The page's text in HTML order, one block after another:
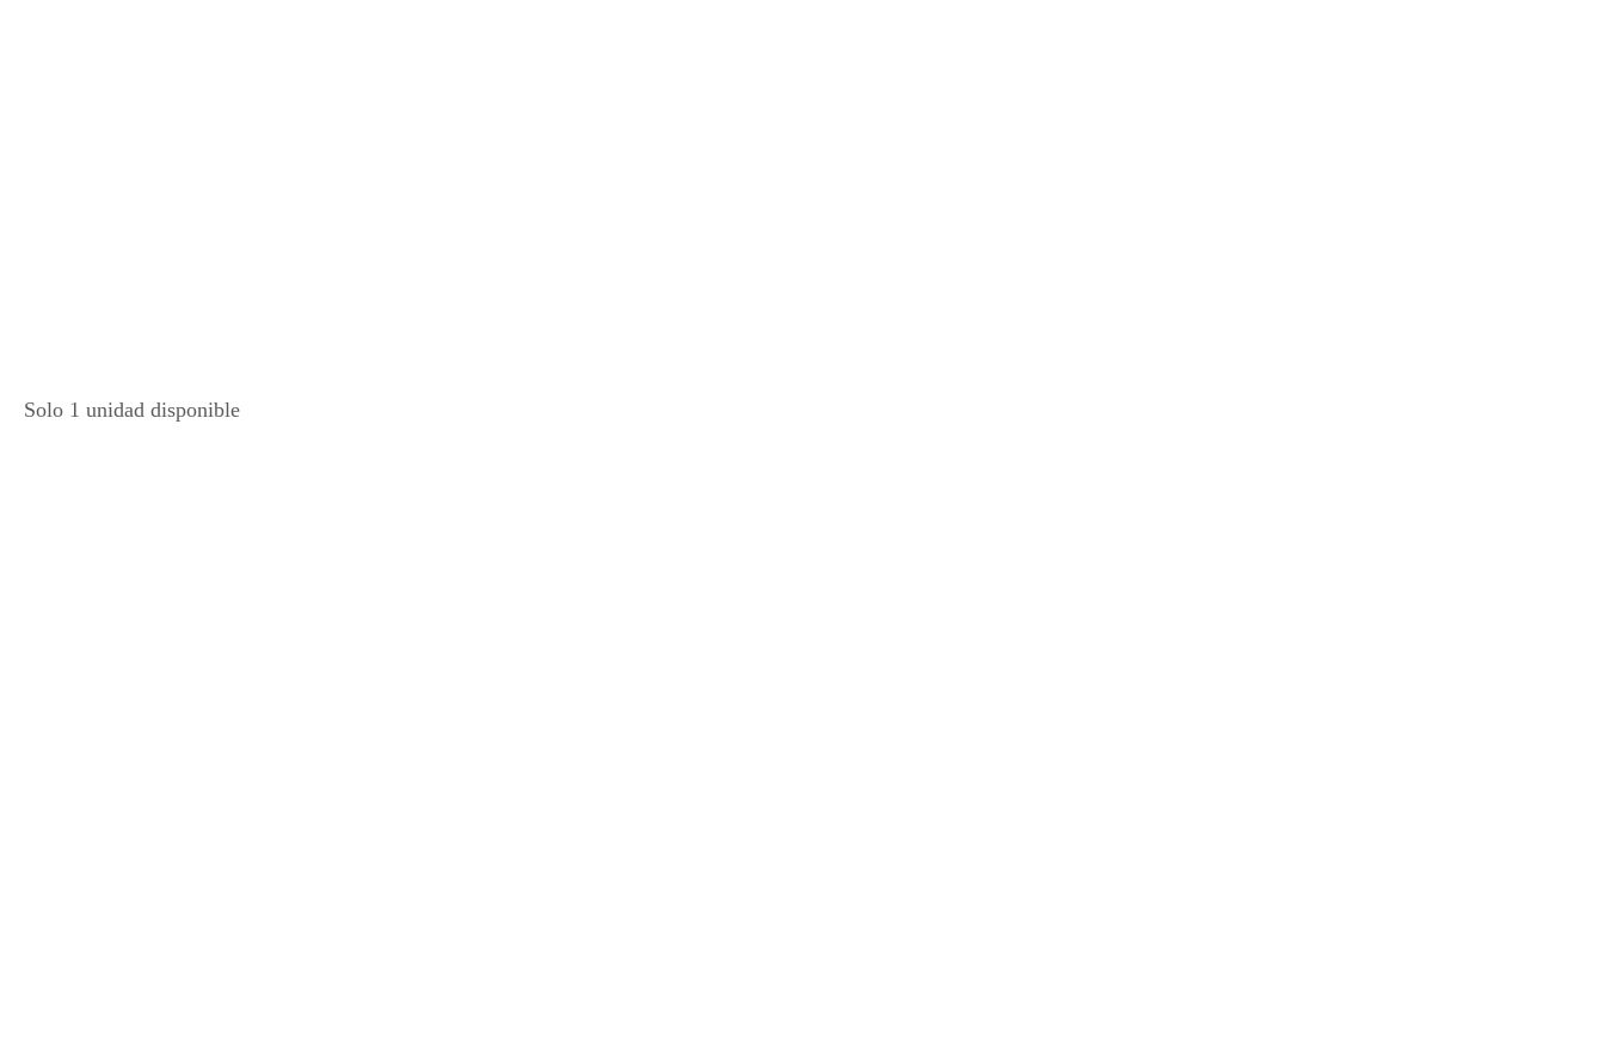
Solo 1 unidad disponible